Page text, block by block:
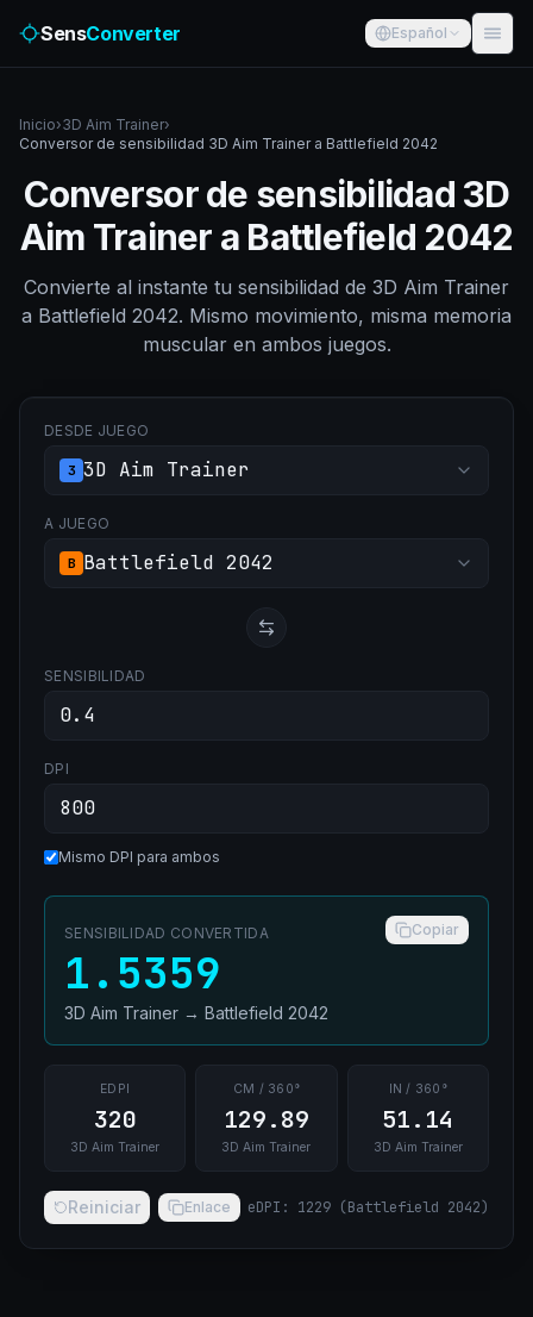
SensConverter Español
Inicio›3D Aim Trainer›
Conversor de sensibilidad 3D Aim Trainer a Battlefield 2042
Conversor de sensibilidad 3D
Aim Trainer a Battlefield 2042
Convierte al instante tu sensibilidad de 3D Aim Trainer
a Battlefield 2042. Mismo movimiento, misma memoria
muscular en ambos juegos.
DESDE JUEGO
3 3D Aim Trainer
A JUEGO
B Battlefield 2042
SENSIBILIDAD
DPI
Mismo DPI para ambos
SENSIBILIDAD CONVERTIDA Copiar
1.5359
3D Aim Trainer → Battlefield 2042
EDPI
320
3D Aim Trainer
CM / 360°
129.89
3D Aim Trainer
IN / 360°
51.14
3D Aim Trainer
Reiniciar Enlace eDPI : 1229 (Battlefield 2042)